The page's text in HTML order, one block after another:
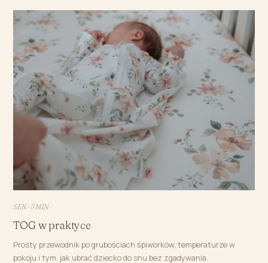
SEN · 5 MIN
TOG w praktyce
Prosty przewodnik po grubościach śpiworków, temperaturze w
pokoju i tym, jak ubrać dziecko do snu bez zgadywania.